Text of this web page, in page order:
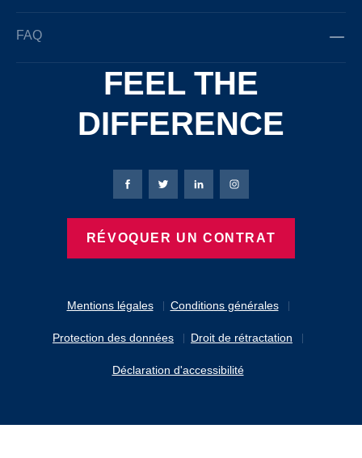
FAQ
FEEL THE
DIFFERENCE
Mentions légales Conditions générales
Protection des données Droit de rétractation
Déclaration d'accessibilité
Page Facebook de Bierbaum-Proenen
Page X de Bierbaum-Proenen
Page LinkedIn de
Page Instagram de
RÉVOQUER UN CONTRAT